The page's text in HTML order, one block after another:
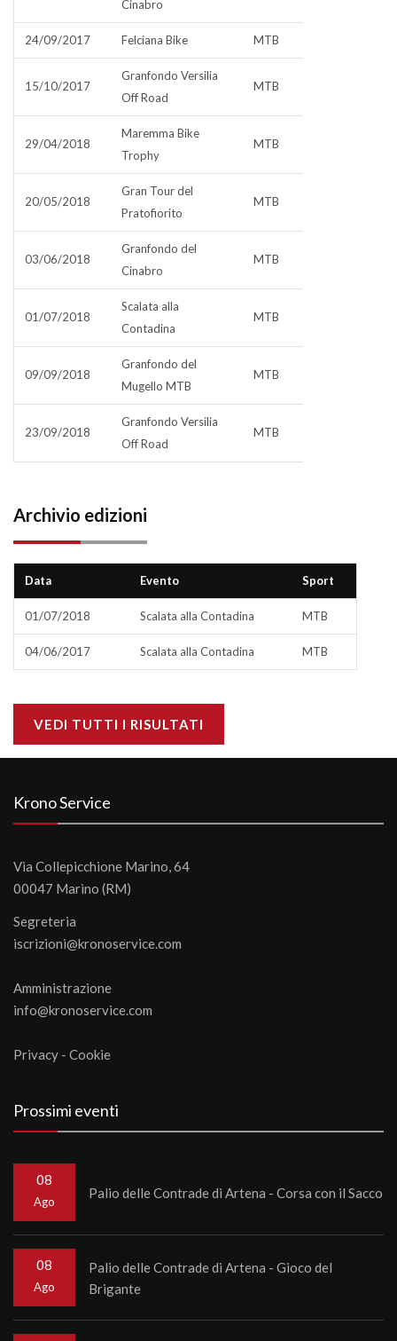
Cinabro
24/09/2017 Felciana Bike MTB
15/10/2017
Granfondo Versilia
Off Road
MTB
29/04/2018
Maremma Bike
Trophy
MTB
20/05/2018
Gran Tour del
Pratofiorito
MTB
03/06/2018
Granfondo del
Cinabro
MTB
01/07/2018
Scalata alla
Contadina
MTB
09/09/2018
Granfondo del
Mugello MTB
MTB
23/09/2018
Granfondo Versilia
Off Road
MTB
Archivio edizioni
Data Evento Sport
01/07/2018 Scalata alla Contadina MTB
04/06/2017 Scalata alla Contadina MTB
VEDI TUTTI I RISULTATI
Krono Service
Via Collepicchione Marino, 64
00047 Marino (RM)
Segreteria
iscrizioni@kronoservice.com
Amministrazione
info@kronoservice.com
Privacy - Cookie
Prossimi eventi
08
Ago
Palio delle Contrade di Artena - Corsa con il Sacco
08
Ago
Palio delle Contrade di Artena - Gioco del
Brigante